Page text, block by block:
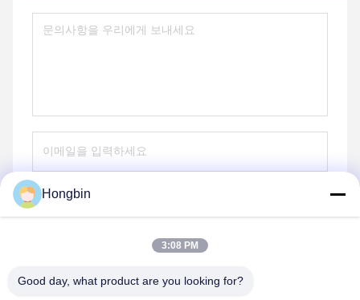
보내다
Hongbin
3:08 PM
Good day, what product are you looking for?